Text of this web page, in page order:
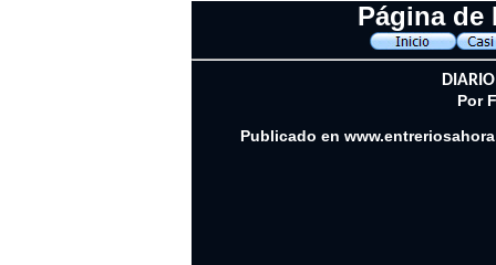
Página de
Por
Publicado en